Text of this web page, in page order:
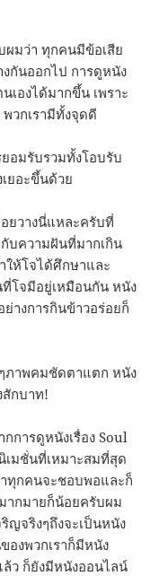
ผมว่า ทุกคนมีข้อเสีย
กันออกไป การดูหนัง
เองได้มากขึ้น เพราะ
วกเรามีทั้งจุดดี
อมรับรวมทั้งโอบรับ
ยอะขึ้นด้วย
ยวางนี่แหละครับที่
บความฝันที่มากเกิน
ให้โจได้ศึกษาและ
โจมีอยู่เหมือนกัน หนัง
างการกินข้าวอร่อยก็
ภาพคมชัดตาแตก หนัง
สักบาท!
การดูหนังเรื่อง Soul
เมชั่นที่เหมาะสมที่สุด
าทุกคนจะชอบพอและก็
ากมายก็น้อยครับผม
ญจริงๆถึงจะเป็นหนัง
องพวกเราก็มีหนัง
ว ก็ยังมีหนังออนไลน์